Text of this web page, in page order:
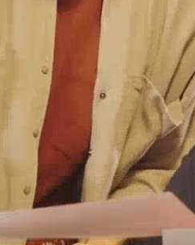
השכלה גבוהה הפרעות קשב וריכוז